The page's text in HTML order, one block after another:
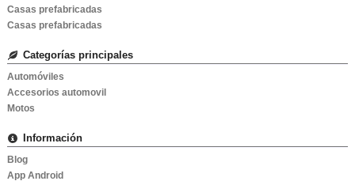
Casas prefabricadas
Casas prefabricadas
Categorías principales
Automóviles
Accesorios automovil
Motos
Información
Blog
App Android